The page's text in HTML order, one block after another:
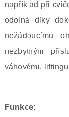
například při
odolná díky
nežádoucímu
nezbytným
váhovému
Funkce: